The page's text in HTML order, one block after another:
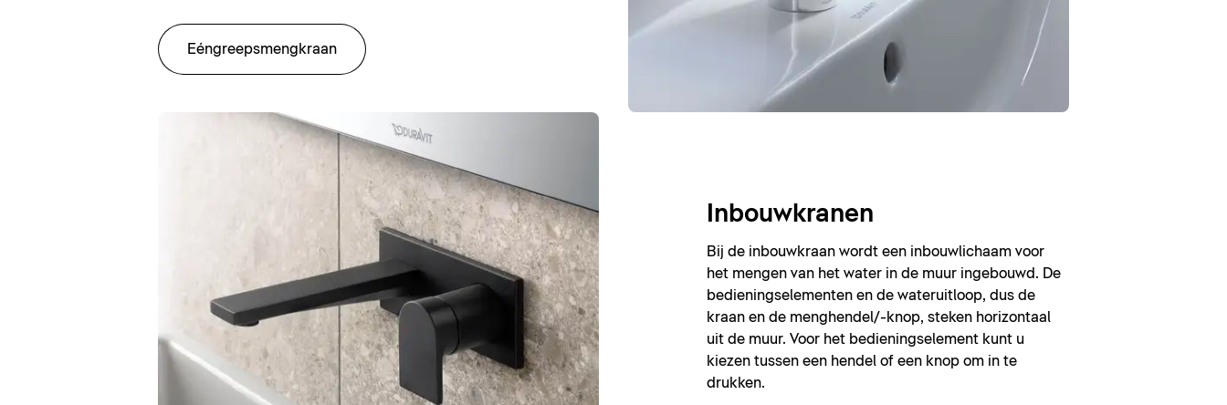
Eéngreepsmengkraan
Inbouwkranen
Bij de inbouwkraan wordt een inbouwlichaam voor
het mengen van het water in de muur ingebouwd. De
bedieningselementen en de wateruitloop, dus de
kraan en de menghendel/-knop, steken horizontaal
uit de muur. Voor het bedieningselement kunt u
kiezen tussen een hendel of een knop om in te
drukken.